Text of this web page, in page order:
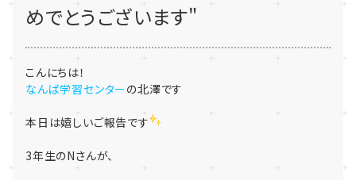
めでとうございます"
こんにちは！
なんば学習センターの北澤です
本日は嬉しいご報告です
3年生のNさんが、